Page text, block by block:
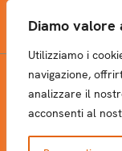
Diamo
Utilizziamo i
navigazione,
analizzare il
acconsenti al